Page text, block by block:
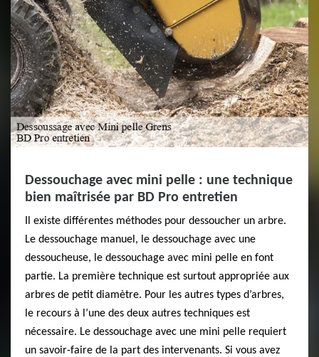
Dessouchage avec mini pelle : une technique
bien maîtrisée par BD Pro entretien
Il existe différentes méthodes pour dessoucher un arbre.
Le dessouchage manuel, le dessouchage avec une
dessoucheuse, le dessouchage avec mini pelle en font
partie. La première technique est surtout appropriée aux
arbres de petit diamètre. Pour les autres types d’arbres,
le recours à l’une des deux autres techniques est
nécessaire. Le dessouchage avec une mini pelle requiert
un savoir-faire de la part des intervenants. Si vous avez